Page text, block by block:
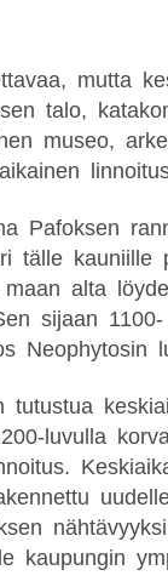
mutta
talo,
museo,
Pafoksen
tälle kauniille
alta
sijaan
Neophytosin
tutustua
luvulla
kaupungin